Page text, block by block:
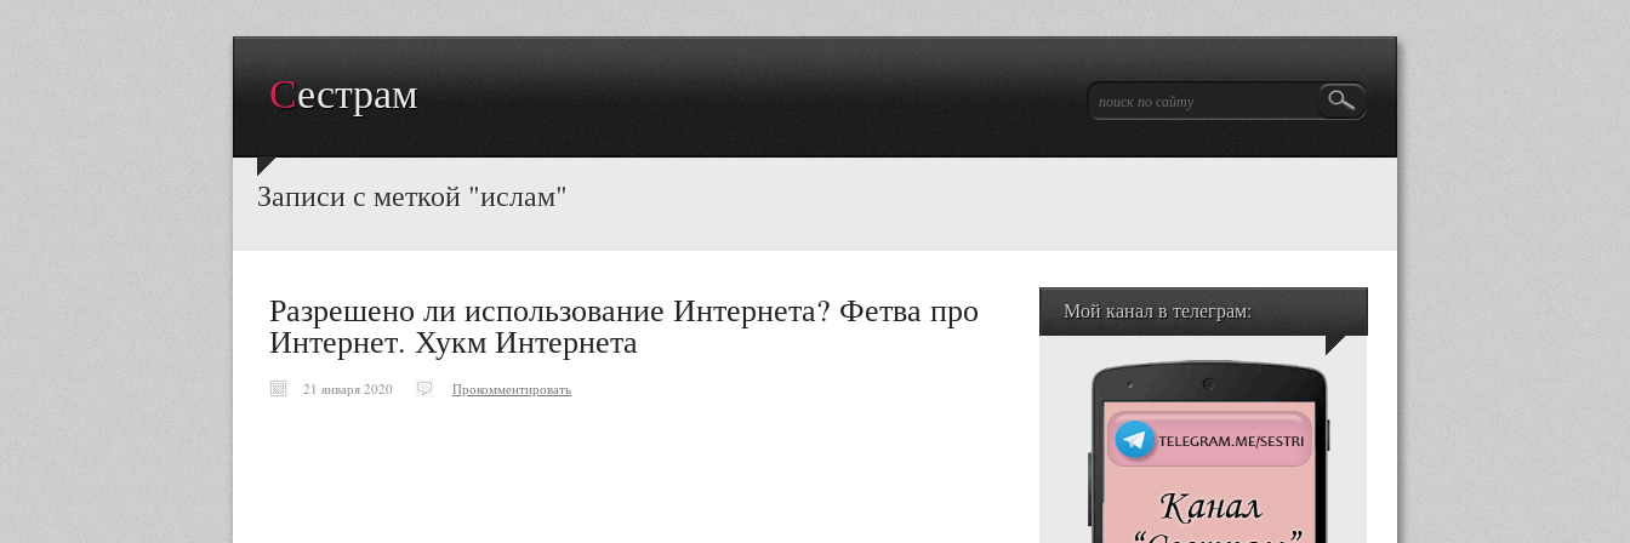
Сестрам
Записи с меткой "ислам"
Разрешено ли использование Интернета? Фетва про
Интернет. Хукм Интернета
21 января 2020 Прокомментировать
Мой канал в телеграм: